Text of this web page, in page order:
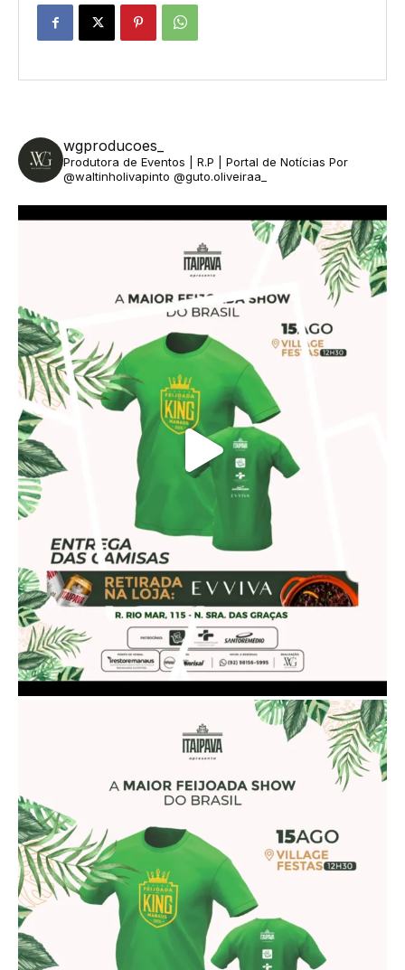
wgproducoes_
Produtora de Eventos | R.P | Portal de Notícias Por
@waltinholivapinto @guto.oliveiraa_